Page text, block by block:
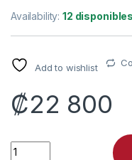
Availability:12 disponibles
Add to wishlist
₡22 800
MOUSE GAMING